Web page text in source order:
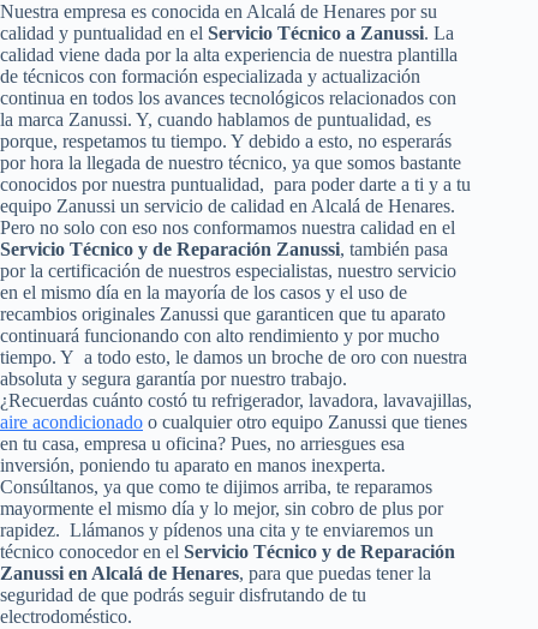
Nuestra empresa es conocida en Alcalá de Henares por su
calidad y puntualidad en el Servicio Técnico a Zanussi. La
calidad viene dada por la alta experiencia de nuestra plantilla
de técnicos con formación especializada y actualización
continua en todos los avances tecnológicos relacionados con
la marca Zanussi. Y, cuando hablamos de puntualidad, es
porque, respetamos tu tiempo. Y debido a esto, no esperarás
por hora la llegada de nuestro técnico, ya que somos bastante
conocidos por nuestra puntualidad, para poder darte a ti y a tu
equipo Zanussi un servicio de calidad en Alcalá de Henares.
Pero no solo con eso nos conformamos nuestra calidad en el
Servicio Técnico y de Reparación Zanussi, también pasa
por la certificación de nuestros especialistas, nuestro servicio
en el mismo día en la mayoría de los casos y el uso de
recambios originales Zanussi que garanticen que tu aparato
continuará funcionando con alto rendimiento y por mucho
tiempo. Y a todo esto, le damos un broche de oro con nuestra
absoluta y segura garantía por nuestro trabajo.
¿Recuerdas cuánto costó tu refrigerador, lavadora, lavavajillas,
aire acondicionado o cualquier otro equipo Zanussi que tienes
en tu casa, empresa u oficina? Pues, no arriesgues esa
inversión, poniendo tu aparato en manos inexperta.
Consúltanos, ya que como te dijimos arriba, te reparamos
mayormente el mismo día y lo mejor, sin cobro de plus por
rapidez. Llámanos y pídenos una cita y te enviaremos un
técnico conocedor en el Servicio Técnico y de Reparación
Zanussi en Alcalá de Henares, para que puedas tener la
seguridad de que podrás seguir disfrutando de tu
electrodoméstico.